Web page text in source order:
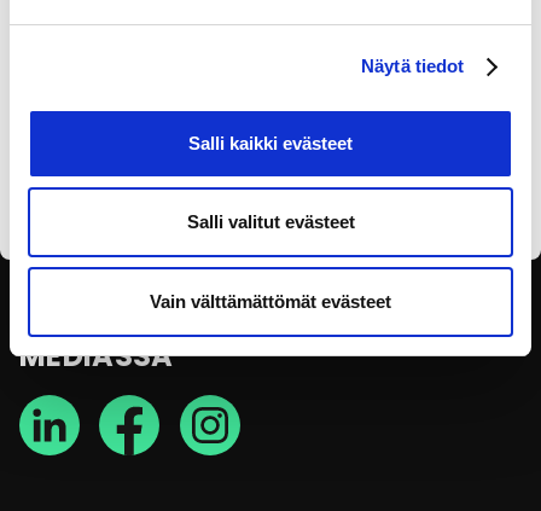
Näytä tiedot
Salli kaikki evästeet
Salli valitut evästeet
Vain välttämättömät evästeet
Olen lukenuttietosuojaselosteen
suostumukseni tietojen käsittelyyn.
SEURAA SOSIAALISESSA
MEDIASSA